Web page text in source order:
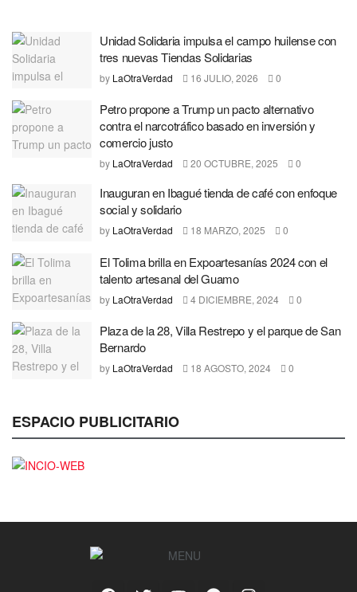
Unidad Solidaria impulsa el campo huilense con
tres nuevas Tiendas Solidarias
by LaOtraVerdad 16 JULIO, 2026 0
Petro propone a Trump un pacto alternativo
contra el narcotráfico basado en inversión y
comercio justo
by LaOtraVerdad 20 OCTUBRE, 2025 0
Inauguran en Ibagué tienda de café con enfoque
social y solidario
by LaOtraVerdad 18 MARZO, 2025 0
El Tolima brilla en Expoartesanías 2024 con el
talento artesanal del Guamo
by LaOtraVerdad 4 DICIEMBRE, 2024 0
Plaza de la 28, Villa Restrepo y el parque de San
Bernardo
by LaOtraVerdad 18 AGOSTO, 2024 0
ESPACIO PUBLICITARIO